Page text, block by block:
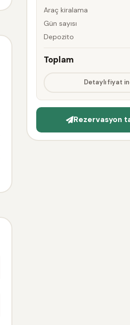
Araç kiralama
Gün sayısı
Depozito
Toplam
Detaylı fiyat
Rezervasyon